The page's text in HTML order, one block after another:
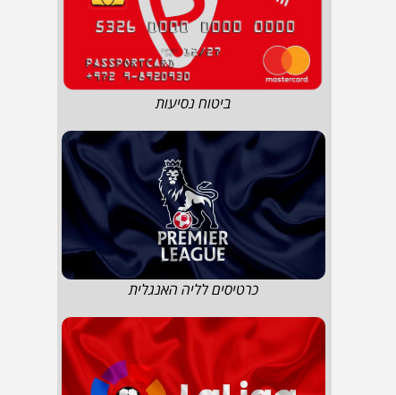
ביטוח נסיעות
כרטיסים לליה האנגלית